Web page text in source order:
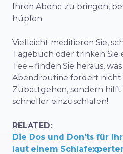
Ihren Abend zu bringen,
hüpfen.
Vielleicht meditieren Sie,
Tagebuch oder trinken Sie
Tee – finden Sie heraus,
Abendroutine fördert nicht
Zubettgehen, sondern hilft
schneller einzuschlafen!
RELATED:
Die Dos und Don’ts für
laut einem